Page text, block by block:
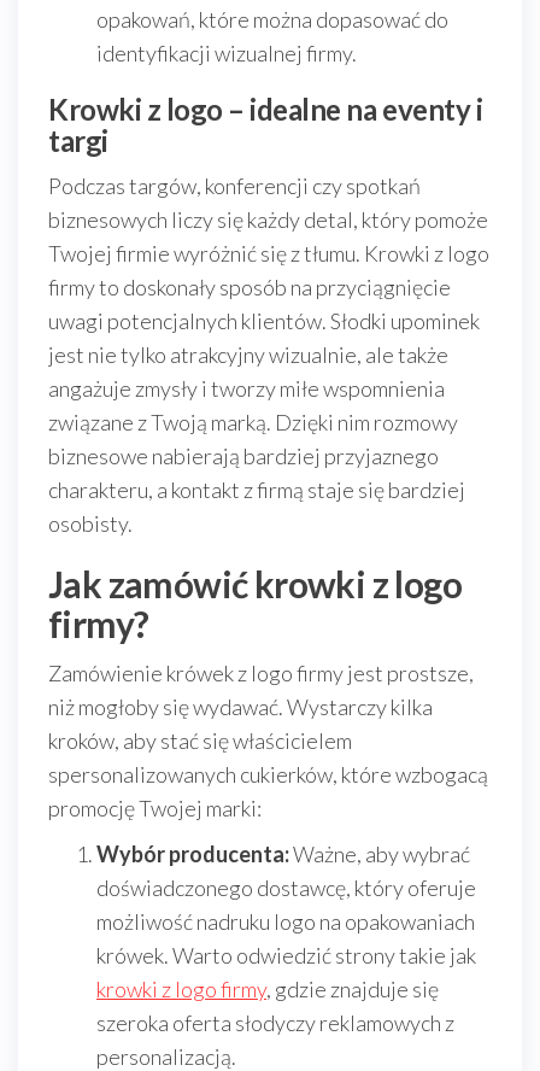
opakowań, które można dopasować do
identyfikacji wizualnej firmy.
Krowki z logo – idealne na eventy i
targi
Podczas targów, konferencji czy spotkań
biznesowych liczy się każdy detal, który pomoże
Twojej firmie wyróżnić się z tłumu. Krowki z logo
firmy to doskonały sposób na przyciągnięcie
uwagi potencjalnych klientów. Słodki upominek
jest nie tylko atrakcyjny wizualnie, ale także
angażuje zmysły i tworzy miłe wspomnienia
związane z Twoją marką. Dzięki nim rozmowy
biznesowe nabierają bardziej przyjaznego
charakteru, a kontakt z firmą staje się bardziej
osobisty.
Jak zamówić krowki z logo
firmy?
Zamówienie krówek z logo firmy jest prostsze,
niż mogłoby się wydawać. Wystarczy kilka
kroków, aby stać się właścicielem
spersonalizowanych cukierków, które wzbogacą
promocję Twojej marki:
Wybór producenta:Ważne, aby wybrać
doświadczonego dostawcę, który oferuje
możliwość nadruku logo na opakowaniach
krówek. Warto odwiedzić strony takie jak
krowki z logo firmy, gdzie znajduje się
szeroka oferta słodyczy reklamowych z
personalizacją.